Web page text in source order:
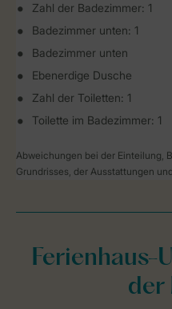
Zahl der Badezimmer: 1
Badezimmer unten: 1
Badezimmer unten
Ebenerdige Dusche
Zahl der Toiletten: 1
Toilette im Badezimmer: 1
Abweichungen bei der Einteilung,
Grundrisses, der Ausstattungen
Ferienhaus-
der